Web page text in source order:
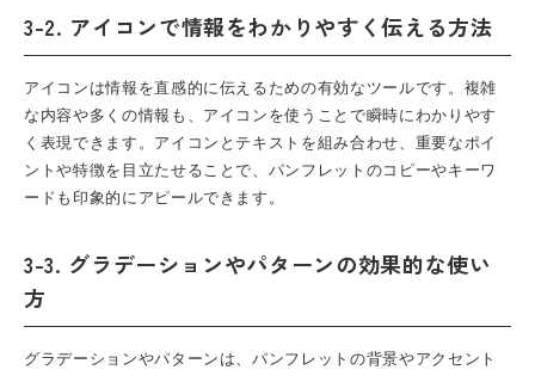
3-2. アイコンで情報をわかりやすく伝える方法
アイコンは情報を直感的に伝えるための有効なツールです。複雑
な内容や多くの情報も、アイコンを使うことで瞬時にわかりやす
く表現できます。アイコンとテキストを組み合わせ、重要なポイ
ントや特徴を目立たせることで、パンフレットのコピーやキーワ
ードも印象的にアピールできます。
3-3. グラデーションやパターンの効果的な使い
方
グラデーションやパターンは、パンフレットの背景やアクセント